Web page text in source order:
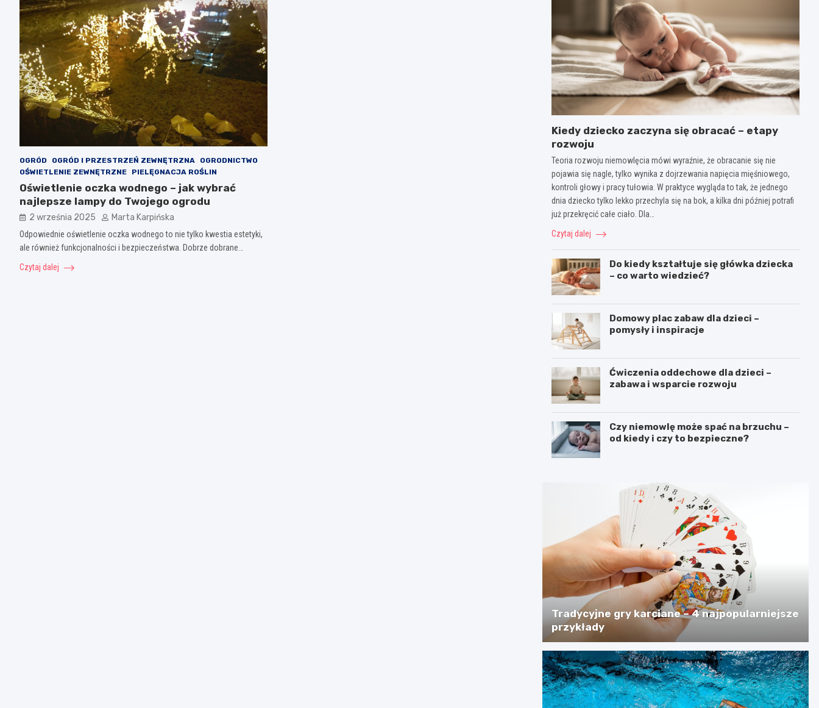
OGRÓD OGRÓD I PRZESTRZEŃ ZEWNĘTRZNA
OGRODNICTWO
OŚWIETLENIE ZEWNĘTRZNE
PIELĘGNACJA ROŚLIN
Oświetlenie oczka wodnego – jak wybrać
najlepsze lampy do Twojego ogrodu
2 września 2025 Marta Karpińska
Odpowiednie oświetlenie oczka wodnego to nie tylko kwestia estetyki,
ale również funkcjonalności i bezpieczeństwa. Dobrze dobrane…
Czytaj dalej
Kiedy dziecko zaczyna się obracać – etapy
rozwoju
Teoria rozwoju niemowlęcia mówi wyraźnie, że obracanie się nie
pojawia się nagle, tylko wynika z dojrzewania napięcia mięśniowego,
kontroli głowy i pracy tułowia. W praktyce wygląda to tak, że jednego
dnia dziecko tylko lekko przechyla się na bok, a kilka dni później potrafi
już przekręcić całe ciało. Dla…
Czytaj dalej
Do kiedy kształtuje się główka dziecka
– co warto wiedzieć?
Domowy plac zabaw dla dzieci –
pomysły i inspiracje
Ćwiczenia oddechowe dla dzieci –
zabawa i wsparcie rozwoju
Czy niemowlę może spać na brzuchu –
od kiedy i czy to bezpieczne?
Tradycyjne gry karciane – 4 najpopularniejsze
przykłady